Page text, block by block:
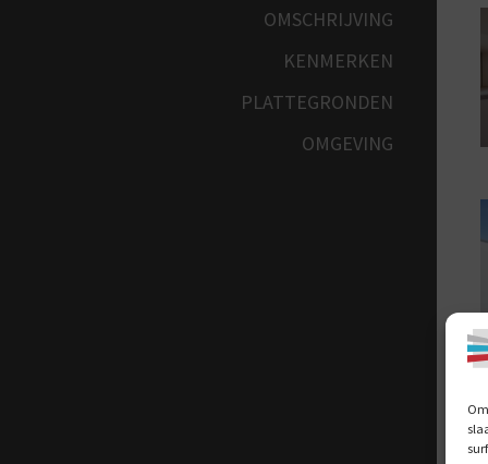
OMSCHRIJVING
KENMERKEN
PLATTEGRONDEN
OMGEVING